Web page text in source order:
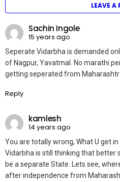
LEAVE A
Sachin Ingole
15 years ago
Seperate Vidarbha is demanded
of Nagpur, Yavatmal. No marathi
getting seperated from
Reply
kamlesh
14 years ago
You are totally wrong, What U get
Vidarbha is still thinking that better
be a separate State. Lets see,
after independence from